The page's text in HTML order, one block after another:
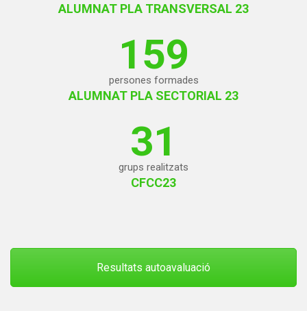
ALUMNAT PLA TRANSVERSAL 23
159
persones formades
ALUMNAT PLA SECTORIAL 23
31
grups realitzats
CFCC23
Resultats autoavaluació